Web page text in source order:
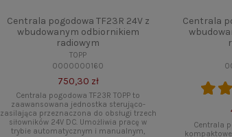
Centrala pogodowa TF23R 24V z
wbudowanym odbiornikiem
radiowym
TOPP
0000000160
750,30 zł
Centrala pogodowa TF23R TOPP to
zaawansowana jednostka sterująco-
zasilająca przeznaczona do obsługi trzech
siłowników 24V DC. Umożliwia pracę w
trybie automatycznym i manualnym,
Centrala
Centrala